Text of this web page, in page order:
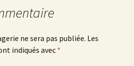
ne sera pas publiée. Les
indiqués avec *